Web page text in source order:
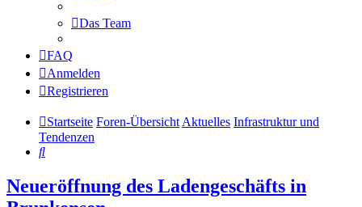
Das Team
FAQ
Anmelden
Registrieren
Startseite Foren-ÜbersichtAktuelles Infrastruktur und
Tendenzen
Suche
Neueröffnung des Ladengeschäfts in